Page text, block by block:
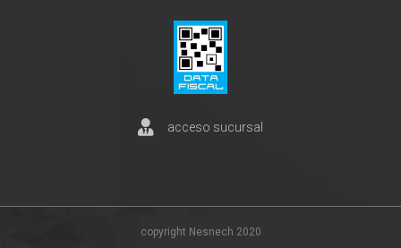
acceso sucursal
copyright Nesnech 2020